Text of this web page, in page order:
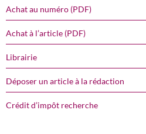
Achat au numéro (PDF)
Achat à l’article (PDF)
Librairie
Déposer un article à la rédaction
Crédit d’impôt recherche